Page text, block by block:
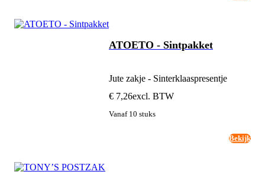
ATOETO - Sintpakket
Jute zakje - Sinterklaaspresentje
€ 7,26excl. BTW
Vanaf 10 stuks
Bekijk